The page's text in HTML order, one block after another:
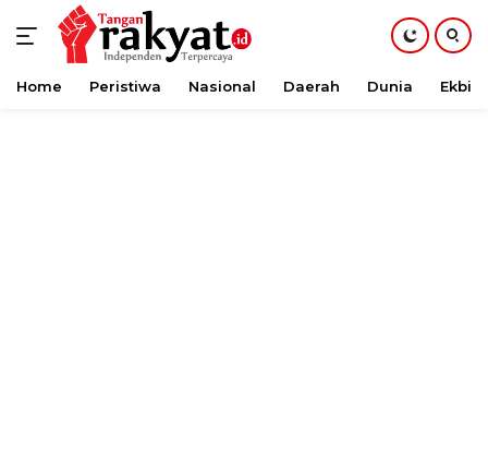
Langsung
Home Peristiwa Nasional Daerah Dunia Ekbis